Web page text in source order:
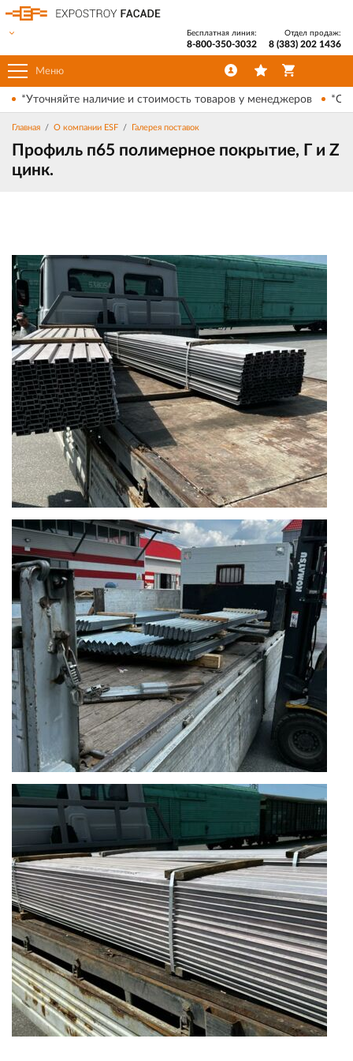
Меню
Бесплатная линия:
8-800-350-3032
Отдел продаж:
8 (383) 202 1436
*Уточняйте наличие и стоимость товаров у менеджеров
Главная О компании ESF Галерея поставок
Профиль п65 полимерное покрытие, Г и Z
цинк.